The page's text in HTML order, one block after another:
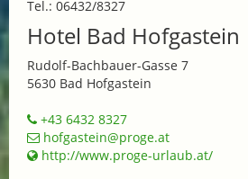
Tel.: 06432/8327
Hotel Bad Hofgastein
Rudolf-Bachbauer-Gasse 7
5630 Bad Hofgastein
+43 6432 8327
hofgastein@proge.at
http://www.proge-urlaub.at/